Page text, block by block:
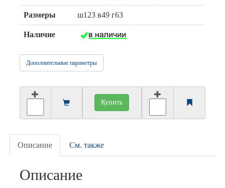
Размеры ш123 в49 г63
Наличие
Дополнительные параметры
Купить
Описание См. также
Описание